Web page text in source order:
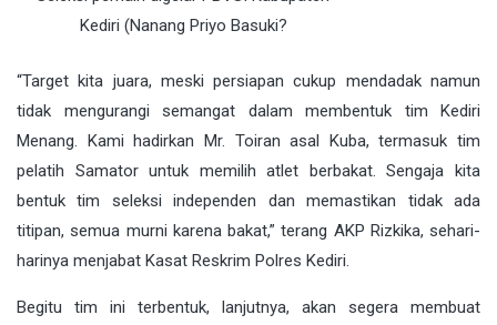
Kediri (Nanang Priyo Basuki?
“Target kita juara, meski persiapan cukup mendadak namun
tidak mengurangi semangat dalam membentuk tim Kediri
Menang. Kami hadirkan Mr. Toiran asal Kuba, termasuk tim
pelatih Samator untuk memilih atlet berbakat. Sengaja kita
bentuk tim seleksi independen dan memastikan tidak ada
titipan, semua murni karena bakat,” terang AKP Rizkika, sehari-
harinya menjabat Kasat Reskrim Polres Kediri.
Begitu tim ini terbentuk, lanjutnya, akan segera membuat